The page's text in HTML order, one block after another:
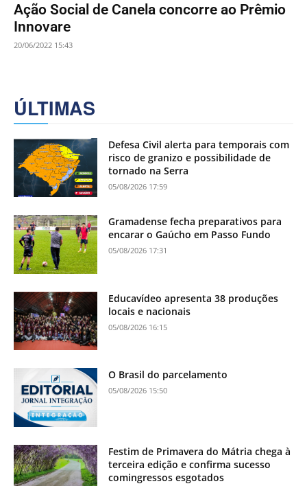
Ação Social de Canela concorre ao Prêmio
Innovare
20/06/2022 15:43
ÚLTIMAS
Defesa Civil alerta para temporais com
risco de granizo e possibilidade de
tornado na Serra
05/08/2026 17:59
Gramadense fecha preparativos para
encarar o Gaúcho em Passo Fundo
05/08/2026 17:31
Educavídeo apresenta 38 produções
locais e nacionais
05/08/2026 16:15
O Brasil do parcelamento
05/08/2026 15:50
Festim de Primavera do Mátria chega à
terceira edição e confirma sucesso
comingressos esgotados